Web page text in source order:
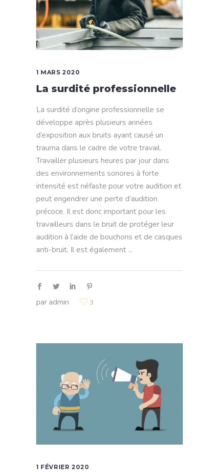
1 MARS 2020
La surdité professionnelle
La surdité d’origine professionnelle se
développe après plusieurs années
d’exposition aux bruits ayant causé un
trauma dans le cadre de votre travail.
Travailler plusieurs heures par jour dans
des environnements sonores à forte
intensité est néfaste pour votre audition et
peut engendrer une perte d’audition
précoce. Il est donc important pour les
travailleurs dans le bruit de protéger leur
audition à l’aide de bouchons et de casques
anti-bruit. Il est également
paradmin 3
1 FÉVRIER 2020